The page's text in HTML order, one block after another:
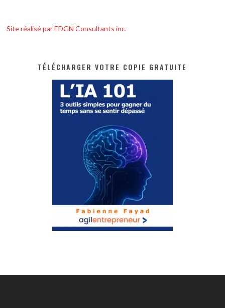
Site réalisé par EDGN Consultants inc.
TÉLÉCHARGER VOTRE COPIE GRATUITE